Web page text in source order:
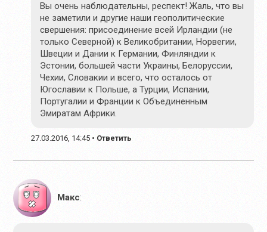
Вы очень наблюдательны, респект! Жаль, что вы
не заметили и другие наши геополитические
свершения: присоединение всей Ирландии (не
только Северной) к Великобритании, Норвегии,
Швеции и Дании к Германии, Финляндии к
Эстонии, большей части Украины, Белоруссии,
Чехии, Словакии и всего, что осталось от
Югославии к Польше, а Турции, Испании,
Португалии и Франции к Объединенным
Эмиратам Африки.
27.03.2016, 14:45 • Ответить
Макс: